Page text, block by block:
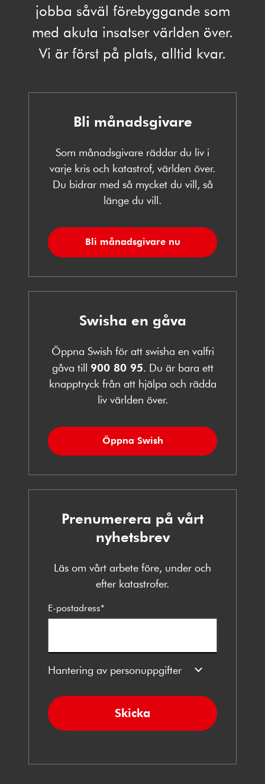
jobba såväl förebyggande som
med akuta insatser världen över.
Vi är först på plats, alltid kvar.
Bli månadsgivare
Som månadsgivare räddar du liv i
varje kris och katastrof, världen över.
Du bidrar med så mycket du vill, så
länge du vill.
Bli månadsgivare nu
Swisha en gåva
Öppna Swish för att swisha en valfri
gåva till 900 80 95. Du är bara ett
knapptryck från att hjälpa och rädda
liv världen över.
Öppna Swish
Prenumerera på vårt
nyhetsbrev
Läs om vårt arbete före, under och
efter katastrofer.
E-postadress*
Hantering av personuppgifter
Skicka